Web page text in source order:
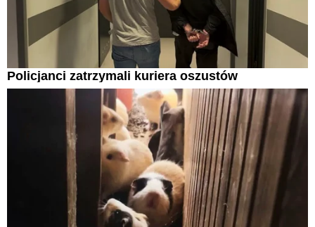
Policjanci zatrzymali kuriera oszustów